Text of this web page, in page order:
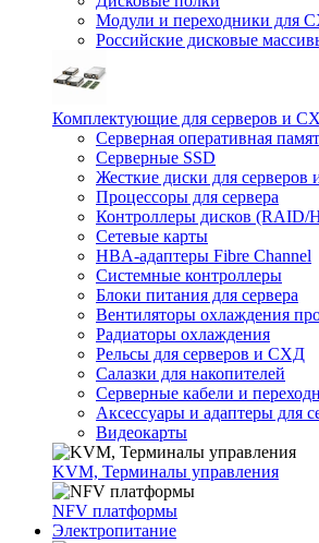
Модули и переходники для
Российские дисковые
Комплектующие для серверов и
Серверная оперативная
Серверные SSD
Жесткие диски для
Процессоры для сервера
Контроллеры дисков (RAID/
Сетевые карты
HBA-адаптеры Fibre Channel
Системные контроллеры
Блоки питания для сервера
Вентиляторы охлаждения
Радиаторы охлаждения
Рельсы для серверов и СХД
Салазки для накопителей
Серверные кабели и
Аксессуары и адаптеры для
Видеокарты
KVM, Терминалы управления
NFV платформы
Электропитание